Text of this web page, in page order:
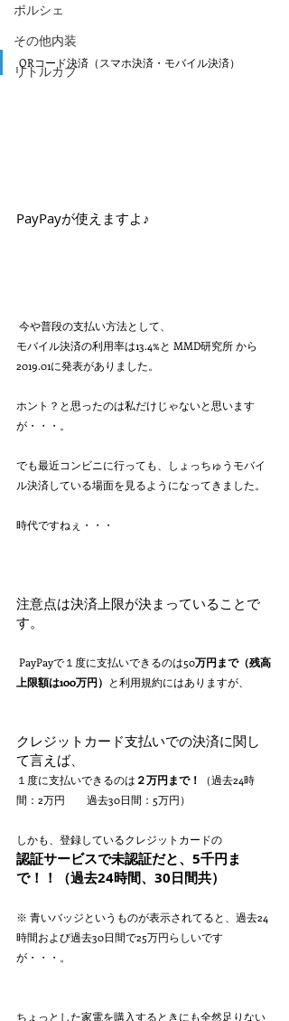
ポルシェ
その他内装
リトルカブ
QRコード決済（スマホ決済・モバイル決済）
PayPayが使えますよ♪
今や普段の支払い方法として、
モバイル決済の利用率は13.4%と MMD研究所 から
2019.01に発表がありました。
ホント？と思ったのは私だけじゃないと思います
が・・・。
でも最近コンビニに行っても、しょっちゅうモバイ
ル決済している場面を見るようになってきました。
時代ですねぇ・・・
注意点は決済上限が決まっていることで
す。
PayPayで１度に支払いできるのは50万円まで（残高
上限額は100万円） と利用規約にはありますが、
クレジットカード支払いでの決済に関し
て言えば、
１度に支払いできるのは ２万円まで！
（過去24時
間：2万円　　過去30日間：5万円）
しかも、登録しているクレジットカードの
認証サービスで未認証だと、5千円ま
で！！（過去24時間、30日間共）
※ 青いバッジというものが表示されてると、過去24
時間および過去30日間で25万円らしいです
が・・・。
ちょっとした家電を購入するときにも全然足りない